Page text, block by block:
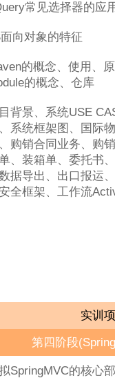
常见选择器的应
向对象的特征
的概念、使用、
的概念、仓库
背景、系统USE
系统框架图、国际
购销合同业务、购
、装箱单、委托书
据导出、出口报运
全框架、工作流
实训
第四阶段
SpringMVC的核心